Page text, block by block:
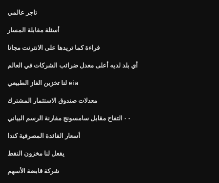
تاجر عالمي
أسئلة مقابلة المسار
قراءة كما تريدها على الانترنت مجانا
أي بلد لديه أعلى معدل ضرائب الشركات في العالم
لنا تخزين الغاز الطبيعي eia
معدلات صندوق الاستثمار المشترك
التفاح مقابل سامسونج مقارنة الرسم البياني - -
أسعار الفائدة المصرفية كندا
يفعل لنا مخزون النفط
شركة قابضة الأسهم